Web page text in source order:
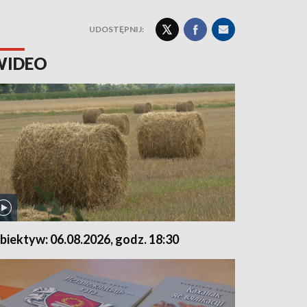
UDOSTĘPNIJ:
06.08.2026, godz. 18:30